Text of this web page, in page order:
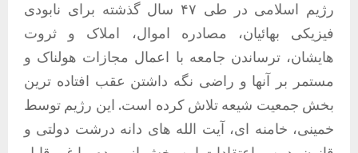
رژیم اسلامی در طی ۴۷ سال گذشته برای نابودی
فیزیکی بهائیان، مصادره اموال، املاک و ثروت
هایشان، ترساندن جامعه با اعمال مجازات هولناک و
مستمر بر آنها و راضی نگه داشتن عقب افتاده ترین
بخش جمعیت شیعه تلاش کرده است. این رژیم توسط
خمینی، خامنه ای، آیت الله های دانه درشت دولتی و